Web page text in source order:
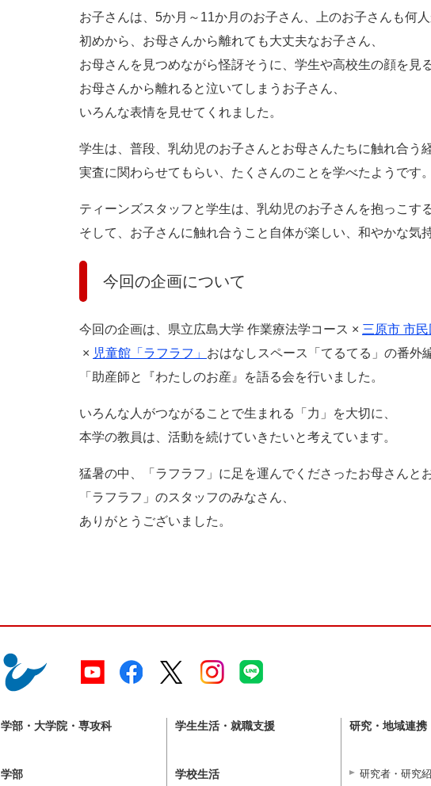
お子さんは、5か月～11か月のお子さん、上のお子さんも何人
初めから、お母さんから離れても大丈夫なお子さん、
お母さんを見つめながら怪訝そうに、学生や高校生の顔を見
お母さんから離れると泣いてしまうお子さん、
いろんな表情を見せてくれました。
学生は、普段、乳幼児のお子さんとお母さんたちに触れ合う
実査に関わらせてもらい、たくさんのことを学べたようです。
ティーンズスタッフと学生は、乳幼児のお子さんを抱っこす
そして、お子さんに触れ合うこと自体が楽しい、和やかな気
今回の企画について
今回の企画は、県立広島大学 作業療法学コース × 三原市 市民
× 児童館「ラフラフ」 おはなしスペース「てるてる」の番外
「助産師と『わたしのお産』を語る会を行いました。
いろんな人がつながることで生まれる「力」を大切に、
本学の教員は、活動を続けていきたいと考えています。
猛暑の中、「ラフラフ」に足を運んでくださったお母さんと
「ラフラフ」のスタッフのみなさん、
ありがとうございました。
学部・大学院・専攻科
学部
学生生活・就職支援
学校生活
研究・地域連携
研究者・研究